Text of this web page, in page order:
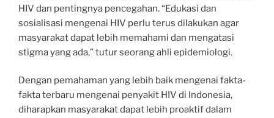
HIV dan pentingnya pencegahan. “Edukasi dan
sosialisasi mengenai HIV perlu terus dilakukan agar
masyarakat dapat lebih memahami dan mengatasi
stigma yang ada,” tutur seorang ahli epidemiologi.
Dengan pemahaman yang lebih baik mengenai fakta-
fakta terbaru mengenai penyakit HIV di Indonesia,
diharapkan masyarakat dapat lebih proaktif dalam